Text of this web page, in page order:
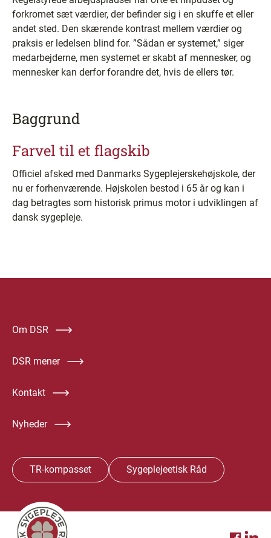
forkromet sæt værdier, der befinder sig i en skuffe et eller
andet sted. Den skærende kontrast mellem værdier og
praksis er ledelsen blind for. ”Sådan er systemet,” siger
medarbejderne, men systemet er skabt af mennesker, og
mennesker kan derfor forandre det, hvis de ellers tør.
Baggrund
Farvel til et flagskib
Officiel afsked med Danmarks Sygeplejerskehøjskole, der
nu er forhenværende. Højskolen bestod i 65 år og kan i
dag betragtes som historisk primus motor i udviklingen af
dansk sygepleje.
Om DSR
DSR mener
Kontakt
Nyheder
TR-kompasset Sygeplejeetisk Råd